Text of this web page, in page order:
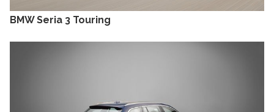
BMW Seria 3 Touring